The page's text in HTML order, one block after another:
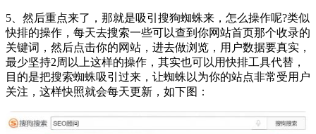
5、然后重点来了，那就是吸引搜狗蜘蛛来，怎么操作呢?类似
快排的操作，每天去搜索一些可以查到你网站首页那个收录的
关键词，然后点击你的网站，进去做浏览，用户数据要真实，
最少坚持2周以上这样的操作，其实也可以用快排工具代替，
目的是把搜索蜘蛛吸引过来，让蜘蛛以为你的站点非常受用户
关注，这样快照就会每天更新，如下图：